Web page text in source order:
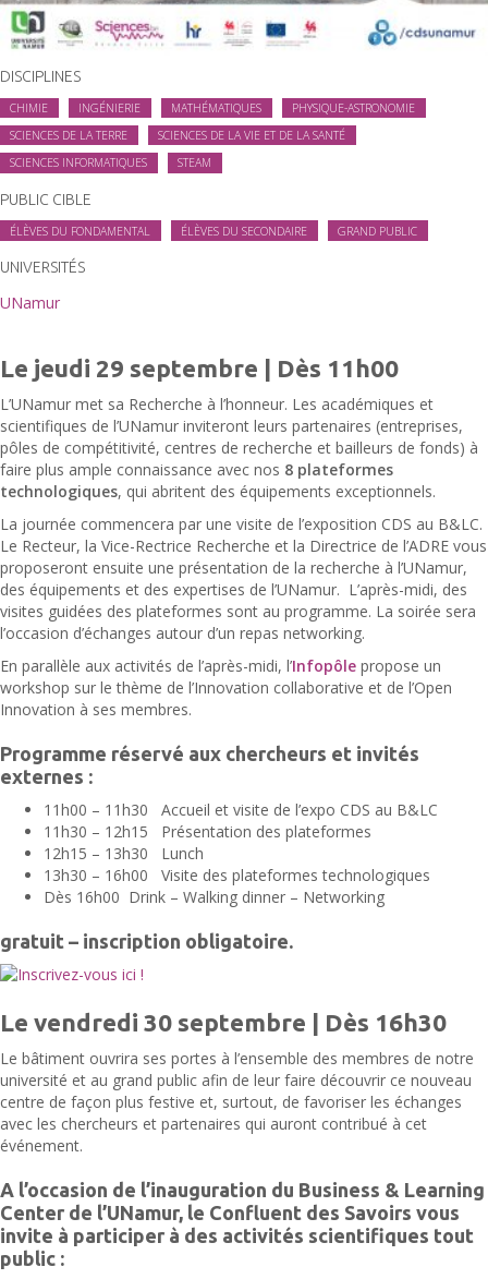
DISCIPLINES
CHIMIE INGÉNIERIE MATHÉMATIQUES
PHYSIQUE-ASTRONOMIE
SCIENCES DE LA TERRE
SCIENCES DE LA VIE ET DE LA SANTÉ
SCIENCES INFORMATIQUES
STEAM
PUBLIC CIBLE
ÉLÈVES DU FONDAMENTAL ÉLÈVES DU SECONDAIRE GRAND PUBLIC
UNIVERSITÉS
UNamur
Le jeudi 29 septembre | Dès 11h00
L’UNamur met sa Recherche à l’honneur. Les académiques et
scientifiques de l’UNamur inviteront leurs partenaires (entreprises,
pôles de compétitivité, centres de recherche et bailleurs de fonds) à
faire plus ample connaissance avec nos 8 plateformes
technologiques, qui abritent des équipements exceptionnels.
La journée commencera par une visite de l’exposition CDS au B&LC.
Le Recteur, la Vice-Rectrice Recherche et la Directrice de l’ADRE vous
proposeront ensuite une présentation de la recherche à l’UNamur,
des équipements et des expertises de l’UNamur. L’après-midi, des
visites guidées des plateformes sont au programme. La soirée sera
l’occasion d’échanges autour d’un repas networking.
En parallèle aux activités de l’après-midi, l’Infopôle propose un
workshop sur le thème de l’Innovation collaborative et de l’Open
Innovation à ses membres.
Programme réservé aux chercheurs et invités
externes :
11h00 – 11h30 Accueil et visite de l’expo CDS au B&LC
11h30 – 12h15 Présentation des plateformes
12h15 – 13h30 Lunch
13h30 – 16h00 Visite des plateformes technologiques
Dès 16h00 Drink – Walking dinner – Networking
gratuit – inscription obligatoire.
Le vendredi 30 septembre | Dès 16h30
Le bâtiment ouvrira ses portes à l’ensemble des membres de notre
université et au grand public afin de leur faire découvrir ce nouveau
centre de façon plus festive et, surtout, de favoriser les échanges
avec les chercheurs et partenaires qui auront contribué à cet
événement.
A l’occasion de l’inauguration du Business & Learning
Center de l’UNamur, le Confluent des Savoirs vous
invite à participer à des activités scientifiques tout
public :